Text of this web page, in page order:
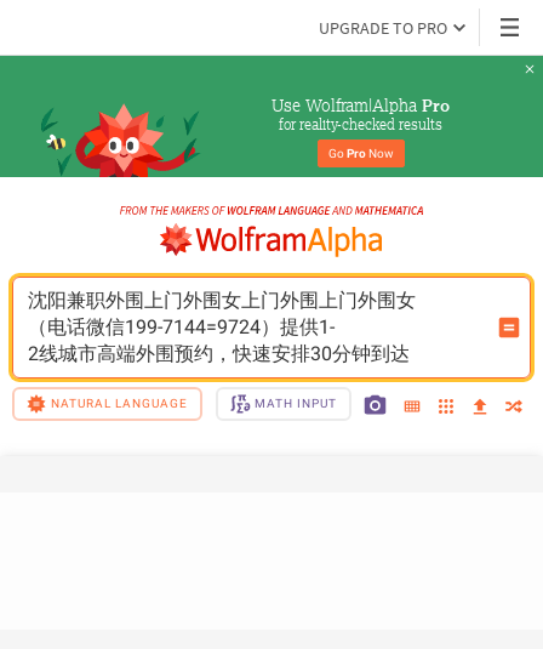
UPGRADE TO PRO
Use Wolfram|Alpha Pro
for reality-checked results
Go Pro Now
沈阳兼职外围上门外围女上门外围上门外围女
（电话微信199-7144=9724）提供1-
2线城市高端外围预约，快速安排30分钟到达
NATURAL LANGUAGE MATH INPUT